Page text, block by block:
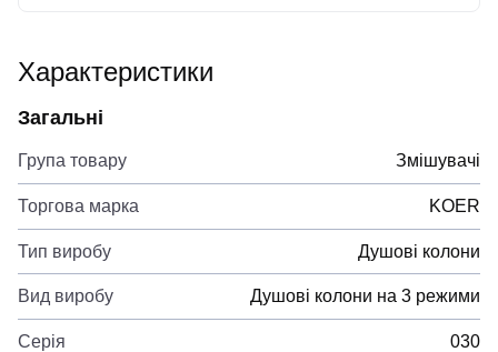
Характеристики
Загальні
Група товару Змішувачі
Торгова марка KOER
Тип виробу Душові колони
Вид виробу Душові колони на 3 режими
Серія 030